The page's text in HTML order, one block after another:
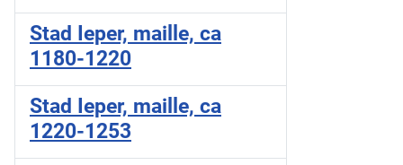
Stad Ieper, maille, ca
1180-1220
Stad Ieper, maille, ca
1220-1253